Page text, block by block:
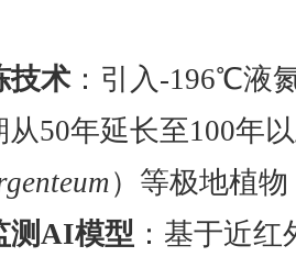
技术：引入 -196℃液
50年延长至100年
）等极地植物
测 AI模型 ：基于近